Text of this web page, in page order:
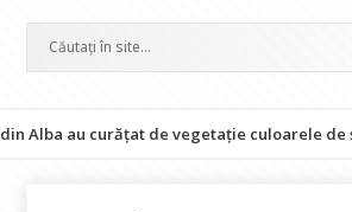
au curățat de vegetație culoarele de